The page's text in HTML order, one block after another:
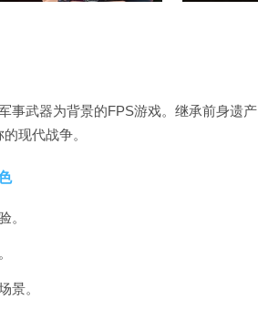
事武器为背景的FPS游戏。继承前身遗
现代战争。
。
景。